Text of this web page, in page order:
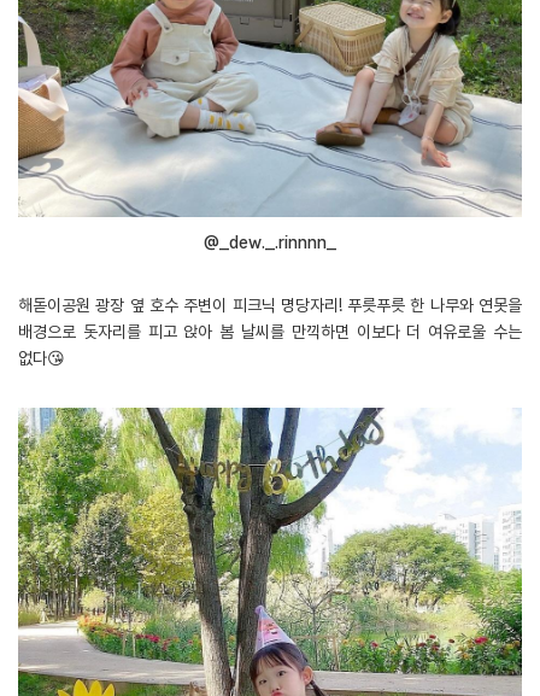
@_dew._.rinnnn_
해돋이공원 광장 옆 호수 주변이 피크닉 명당자리! 푸릇푸릇 한 나무와 연못을
배경으로 돗자리를 피고 앉아 봄 날씨를 만끽하면 이보다 더 여유로울 수는
없다😘